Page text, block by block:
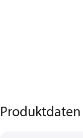
Produktdaten